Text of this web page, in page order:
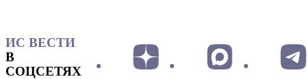
ИС ВЕСТИ
В
СОЦСЕТЯХ